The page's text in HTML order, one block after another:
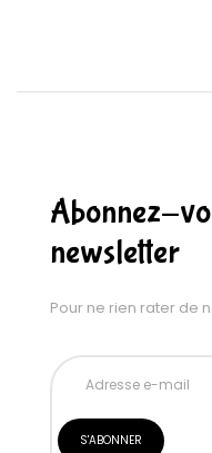
Abonnez-
newsletter
Pour ne rien rater de